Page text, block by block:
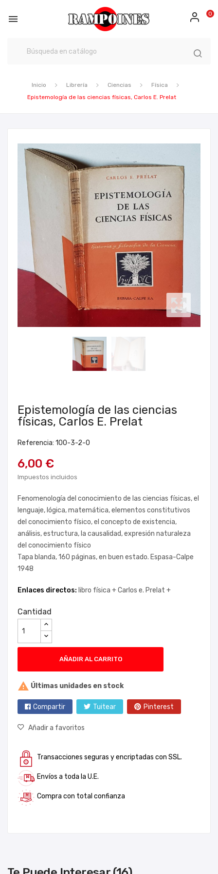
 0
Inicio Librería Ciencias
Física
Epistemología de las ciencias físicas, Carlos E. Prelat
Epistemología de las ciencias
físicas, Carlos E. Prelat
Referencia: 100-3-2-0
6,00 €
Impuestos incluidos
Fenomenología del conocimiento de las ciencias físicas, el
lenguaje, lógica, matemática, elementos constitutivos
del conocimiento físico, el concepto de existencia,
análisis, estructura, la causalidad, expresión naturaleza
del conocimiento físico
Tapa blanda, 160 páginas, en buen estado. Espasa-Calpe
1948
Enlaces directos: libro física +Carlos e. Prelat +
Cantidad
AÑADIR AL CARRITO
 Últimas unidades en stock
Compartir Tuitear Pinterest
Añadir a favoritos
Transacciones seguras y encriptadas con SSL.
Envíos a toda la U.E.
Compra con total confianza